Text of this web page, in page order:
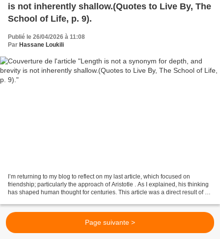
is not inherently shallow.(Quotes to Live By, The
School of Life, p. 9).
Publié le 26/04/2026 à 11:08
Par Hassane Loukili
I’m returning to my blog to reflect on my last article, which focused on
friendship; particularly the approach of Aristotle . As I explained, his thinking
has shaped human thought for centuries. This article was a direct result of a
Page suivante >